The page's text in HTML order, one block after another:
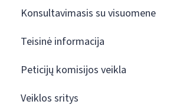
Konsultavimasis su visuomene
Teisinė informacija
Peticijų komisijos veikla
Veiklos sritys